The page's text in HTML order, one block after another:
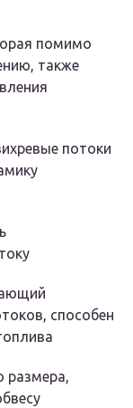
помимо
также
потоки
способен
размера,